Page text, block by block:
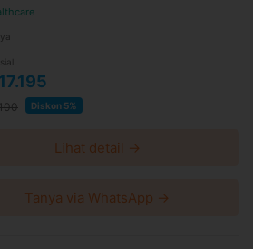
Diskon 5%
Lihat detail →
Tanya via WhatsApp →